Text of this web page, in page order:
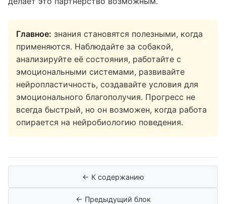
Главное: знания становятся полезными, когда
применяются. Наблюдайте за собакой,
анализируйте её состояния, работайте с
эмоциональными системами, развивайте
нейропластичность, создавайте условия для
эмоционального благополучия. Прогресс не
всегда быстрый, но он возможен, когда работа
опирается на нейробиологию поведения.
← К содержанию
← Предыдущий блок